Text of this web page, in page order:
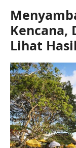
Kencana,
Lihat